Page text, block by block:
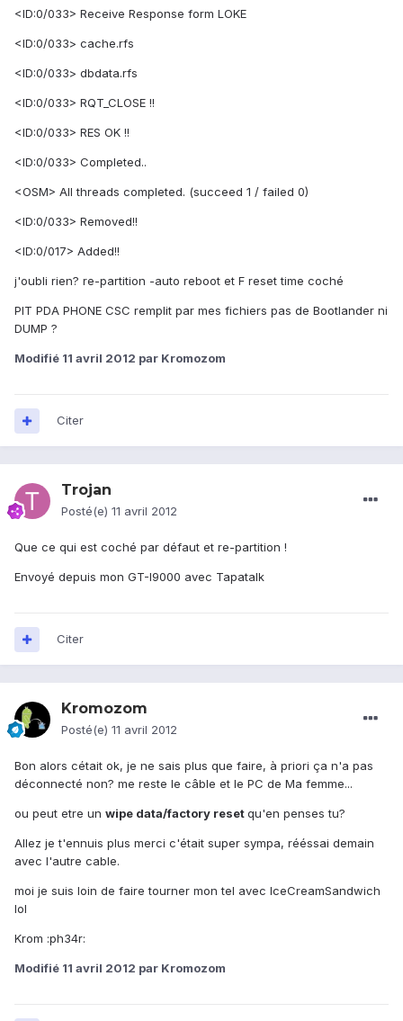
<ID:0/033> Receive Response form LOKE
<ID:0/033> cache.rfs
<ID:0/033> dbdata.rfs
<ID:0/033> RQT_CLOSE !!
<ID:0/033> RES OK !!
<ID:0/033> Completed..
<OSM> All threads completed. (succeed 1 / failed 0)
<ID:0/033> Removed!!
<ID:0/017> Added!!
j'oubli rien? re-partition -auto reboot et F reset time coché
PIT PDA PHONE CSC remplit par mes fichiers pas de Bootlander ni
DUMP ?
Modifié 11 avril 2012 par Kromozom
Citer
Trojan
Posté(e) 11 avril 2012
Que ce qui est coché par défaut et re-partition !
Envoyé depuis mon GT-I9000 avec Tapatalk
Citer
Kromozom
Posté(e) 11 avril 2012
Bon alors cétait ok, je ne sais plus que faire, à priori ça n'a pas
déconnecté non? me reste le câble et le PC de Ma femme...
ou peut etre un wipe data/factory resetqu'en penses tu?
Allez je t'ennuis plus merci c'était super sympa, rééssai demain
avec l'autre cable.
moi je suis loin de faire tourner mon tel avec IceCreamSandwich
lol
Krom :ph34r:
Modifié 11 avril 2012 par Kromozom